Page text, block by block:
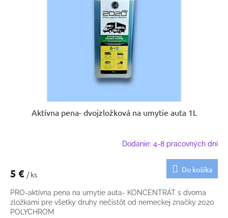
Aktívna pena- dvojzložková na umytie auta 1L
Dodanie: 4-8 pracovných dní
5 € / ks
Do košíka
PRO-aktívna pena na umytie auta- KONCENTRÁT s dvoma
zložkami pre všetky druhy nečistôt od nemeckej značky 2020
POLYCHROM